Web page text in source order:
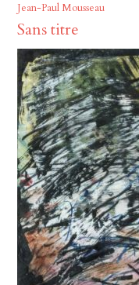
Jean-Paul Mousseau
Sans titre